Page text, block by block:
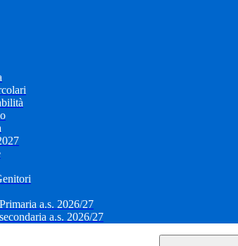
a.s. 2026/27
a.s. 2026/27